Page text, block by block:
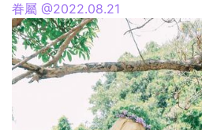
眷屬 @2022.08.21